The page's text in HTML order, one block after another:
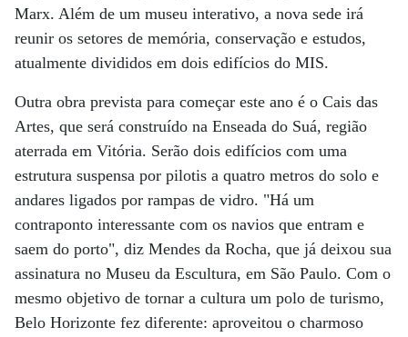
Marx. Além de um museu interativo, a nova sede irá
reunir os setores de memória, conservação e estudos,
atualmente divididos em dois edifícios do MIS.
Outra obra prevista para começar este ano é o Cais das
Artes, que será construído na Enseada do Suá, região
aterrada em Vitória. Serão dois edifícios com uma
estrutura suspensa por pilotis a quatro metros do solo e
andares ligados por rampas de vidro. "Há um
contraponto interessante com os navios que entram e
saem do porto", diz Mendes da Rocha, que já deixou sua
assinatura no Museu da Escultura, em São Paulo. Com o
mesmo objetivo de tornar a cultura um polo de turismo,
Belo Horizonte fez diferente: aproveitou o charmoso